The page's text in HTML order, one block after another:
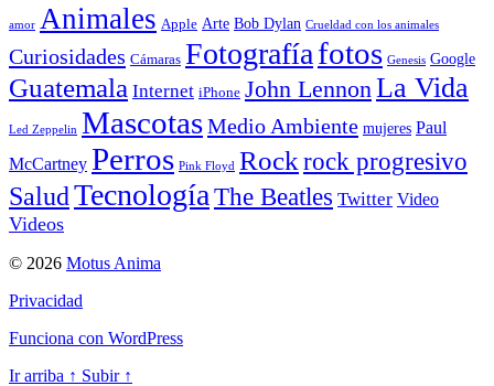
amor Animales Apple Arte Bob Dylan Crueldad con los animales
Curiosidades Cámaras Fotografíafotos Genesis Google
Guatemala Internet iPhone John Lennon La Vida
Led Zeppelin MascotasMedio Ambiente mujeres Paul
McCartney Perros Pink Floyd Rock rock progresivo
SaludTecnología The Beatles Twitter Video
Videos
© 2026 Motus Anima
Privacidad
Funciona con WordPress
Ir arriba ↑ Subir ↑